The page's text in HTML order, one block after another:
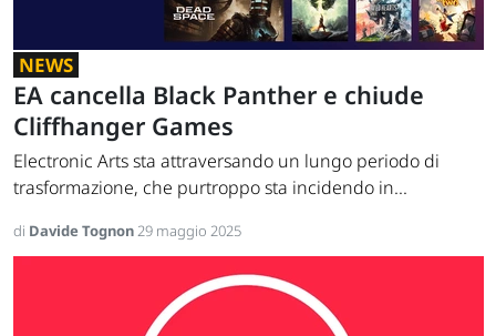
NEWS
EA cancella Black Panther e chiude
Cliffhanger Games
Electronic Arts sta attraversando un lungo periodo di
trasformazione, che purtroppo sta incidendo in...
di Davide Tognon29 maggio 2025